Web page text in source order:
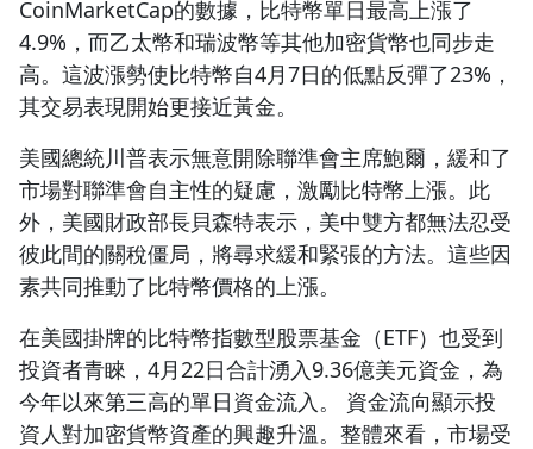
CoinMarketCap的數據，比特幣單日最高上漲了
4.9%，而乙太幣和瑞波幣等其他加密貨幣也同步走
高。這波漲勢使比特幣自4月7日的低點反彈了23%，
其交易表現開始更接近黃金。
美國總統川普表示無意開除聯準會主席鮑爾，緩和了
市場對聯準會自主性的疑慮，激勵比特幣上漲。此
外，美國財政部長貝森特表示，美中雙方都無法忍受
彼此間的關稅僵局，將尋求緩和緊張的方法。這些因
素共同推動了比特幣價格的上漲。
在美國掛牌的比特幣指數型股票基金（ETF）也受到
投資者青睞，4月22日合計湧入9.36億美元資金，為
今年以來第三高的單日資金流入。 資金流向顯示投
資人對加密貨幣資產的興趣升溫。整體來看，市場受